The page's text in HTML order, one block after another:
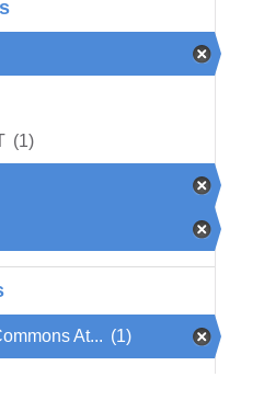
(1)
At... (1)